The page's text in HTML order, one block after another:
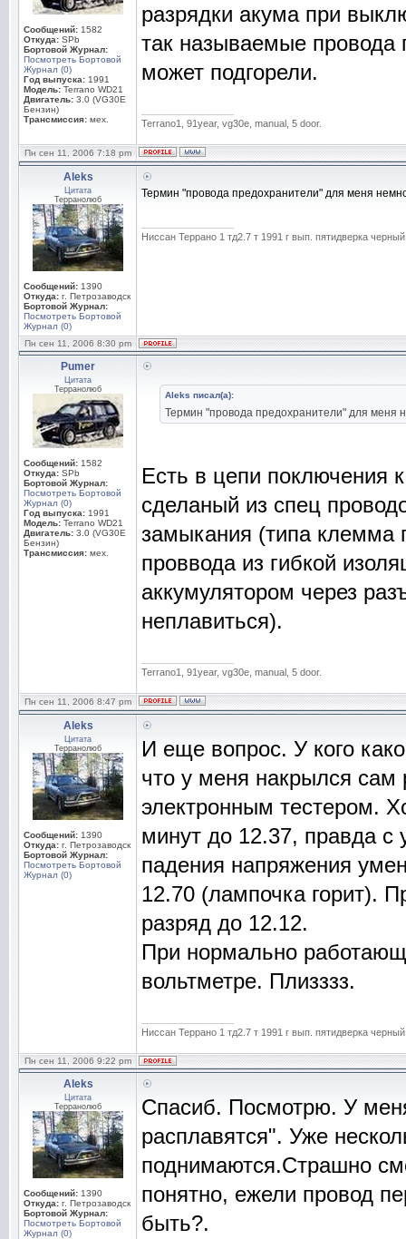
Сообщений: 1582
Откуда: SPb
Бортовой Журнал:
Посмотреть Бортовой
Журнал (0)
Год выпуска: 1991
Модель: Terrano WD21
Двигатель: 3.0 (VG30E
Бензин)
Трансмиссия: мех.
разрядки акума при
так называемые провода
может подгорели.
Terrano1, 91year, vg30e, manual, 5 door.
Пн сен 11, 2006 7:18 pm
Aleks
Цитата
Терранолюб
Сообщений: 1390
Откуда: г. Петрозаводск
Бортовой Журнал:
Посмотреть Бортовой
Журнал (0)
Термин "провода предохранители" для меня
Ниссан Террано 1 тд2.7 т 1991 г вып. пятидверка
Пн сен 11, 2006 8:30 pm
Pumer
Цитата
Терранолюб
Сообщений: 1582
Откуда: SPb
Бортовой Журнал:
Посмотреть Бортовой
Журнал (0)
Год выпуска: 1991
Модель: Terrano WD21
Двигатель: 3.0 (VG30E
Бензин)
Трансмиссия: мех.
Aleks писал(а):
Термин "провода предохранители" для меня
Есть в цепи поключения
сделаный из спец
замыкания (типа клемма
проввода из гибкой
аккумулятором через
неплавиться).
Terrano1, 91year, vg30e, manual, 5 door.
Пн сен 11, 2006 8:47 pm
Aleks
Цитата
Терранолюб
Сообщений: 1390
Откуда: г. Петрозаводск
Бортовой Журнал:
Посмотреть Бортовой
Журнал (0)
И еще вопрос. У кого
что у меня накрылся сам
электронным тестером.
минут до 12.37, правда с
падения напряжения
12.70 (лампочка горит).
разряд до 12.12.
При нормально
вольтметре. Плизззз.
Ниссан Террано 1 тд2.7 т 1991 г вып. пятидверка
Пн сен 11, 2006 9:22 pm
Aleks
Цитата
Терранолюб
Сообщений: 1390
Откуда: г. Петрозаводск
Бортовой Журнал:
Посмотреть Бортовой
Журнал (0)
Спасиб. Посмотрю. У
расплавятся". Уже
поднимаются.Страшно
понятно, ежели провод
быть?.